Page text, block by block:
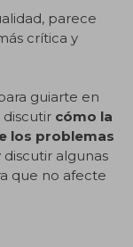
parece
crítica y
guiarte en
discutir cómo la
los problemas
discutir algunas
que no afecte